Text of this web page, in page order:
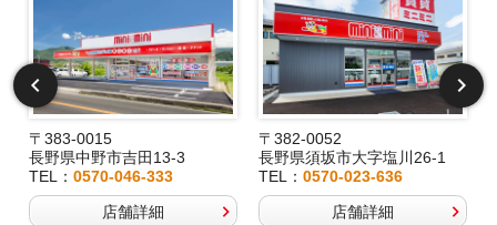
〒383-0015
長野県中野市吉田13-3
TEL： 0570-046-333
店舗詳細
〒382-0052
長野県須坂市大字塩川26-1
TEL：0570-023-636
店舗詳細